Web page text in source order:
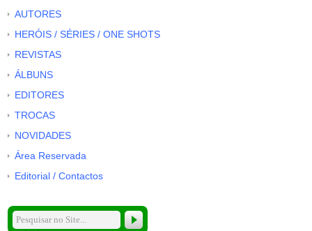
AUTORES
HERÓIS / SÉRIES / ONE SHOTS
REVISTAS
ÁLBUNS
EDITORES
TROCAS
NOVIDADES
Área Reservada
Editorial / Contactos